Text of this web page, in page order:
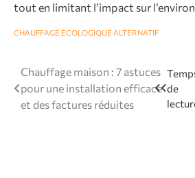
tout en limitant l’impact sur
CHAUFFAGE ÉCOLOGIQUE ALTERNATIF
Navigation
de
Chauffage maison : 7 astuces
pour une installation efficace
et des factures réduites